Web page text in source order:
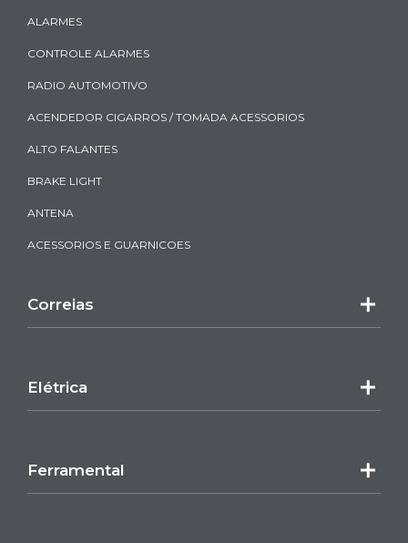
ALARMES
CONTROLE ALARMES
RADIO AUTOMOTIVO
ACENDEDOR CIGARROS / TOMADA ACESSORIOS
ALTO FALANTES
BRAKE LIGHT
ANTENA
ACESSORIOS E GUARNICOES
Correias
Elétrica
Ferramental